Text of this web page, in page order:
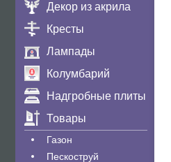
Декор из акрила
Кресты
Лампады
Колумбарий
Надгробные плиты
Товары
Газон
Пескоструй